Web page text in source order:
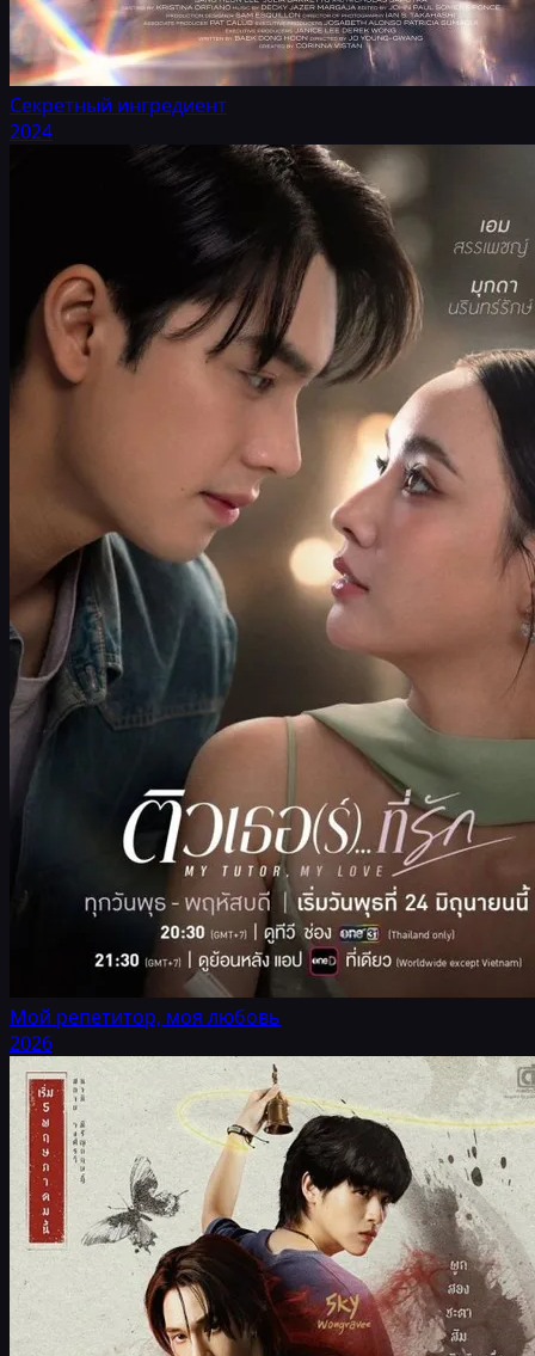
Секретный ингредиент
2024
Мой репетитор, моя любовь
2026